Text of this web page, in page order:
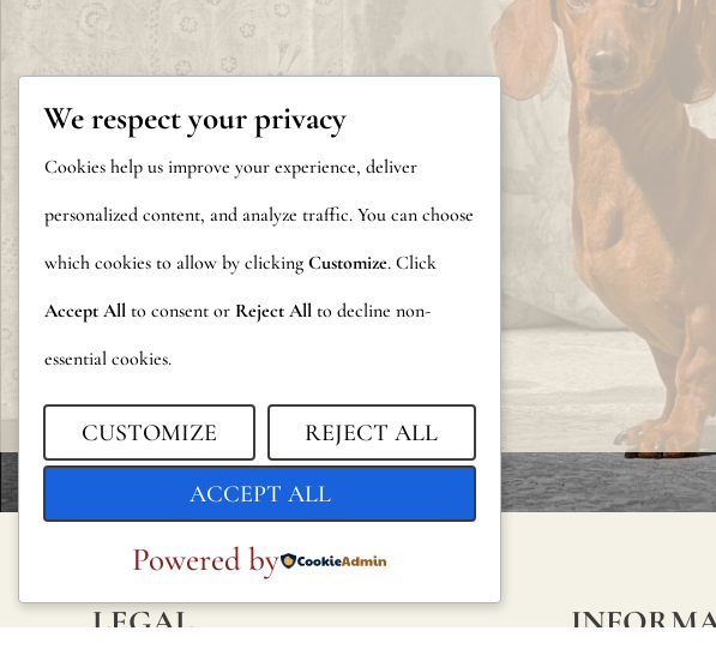
LEGAL
We respect your privacy
Cookies help us improve your experience, deliver
personalized content, and analyze traffic. You can choose
which cookies to allow by clicking Customize. Click
Accept All to consent or Reject All to decline non-
essential cookies.
CUSTOMIZE REJECT ALL
ACCEPT ALL
Powered by